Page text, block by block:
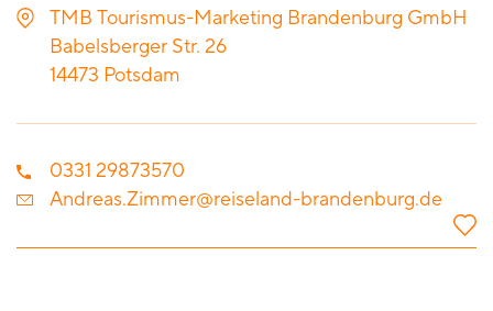
TMB Tourismus-Marketing Brandenburg GmbH
Babelsberger Str. 26
14473 Potsdam
0331 29873570
Andreas.Zimmer@reiseland-brandenburg.de